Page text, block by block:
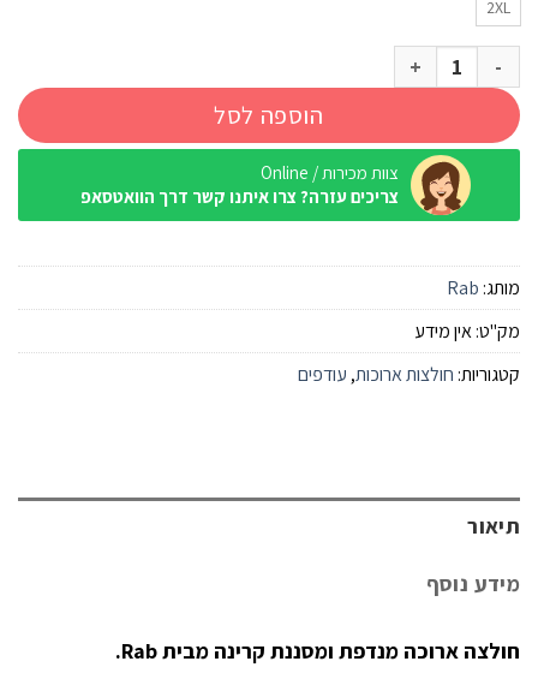
2XL
כמות של חולצה מנדפת ארוכה Rab Force אפור גברים
הוספה לסל
צוות מכירות / Online
צריכים עזרה? צרו איתנו קשר דרך הוואטסאפ
מותג: Rab
מק"ט:אין מידע
קטגוריות: חולצות ארוכות, עודפים
תיאור
מידע נוסף
חולצה ארוכה מנדפת ומסננת קרינה מבית Rab.